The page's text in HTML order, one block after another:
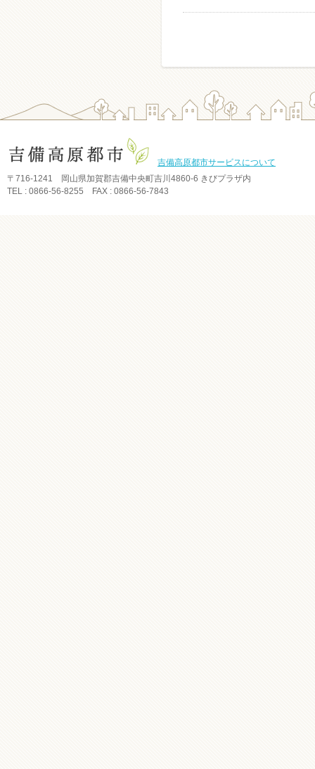
吉備高原都市サービスについて
〒716-1241 岡山県加賀郡吉備中央町吉川4860-6 きびプラザ内
TEL : 0866-56-8255 FAX : 0866-56-7843